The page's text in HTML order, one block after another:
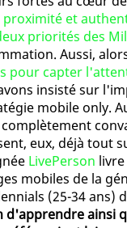
proximité et
priorités des
Aussi,
pour capter
insisté sur
mobile only.
eux, déjà tout
LivePerson
mobiles de la
(25-34 ans)
d'apprendre ainsi